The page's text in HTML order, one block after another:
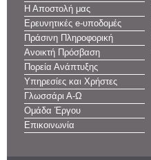
Η Αποστολή μας
Ερευνητικές e-υποδομές
Πράσινη Πληροφορική
Ανοικτή Πρόσβαση
Πορεία Ανάπτυξης
Υπηρεσίες και Χρήστες
Γλωσσάρι Α-Ω
Ομάδα Έργου
Επικοινωνία